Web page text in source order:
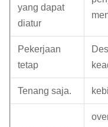
yang dapat
diatur
Pekerjaan
tetap
Tenang saja.